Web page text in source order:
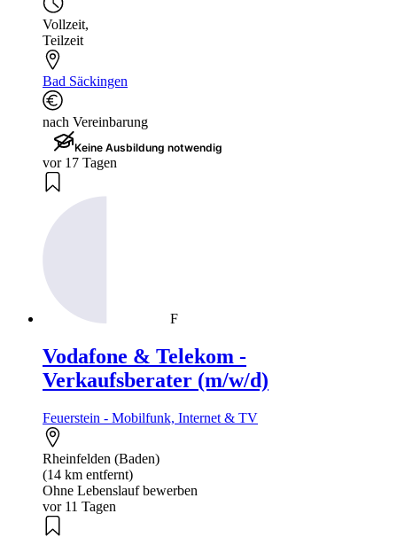
Vollzeit,
Teilzeit
Bad Säckingen
nach Vereinbarung
Keine Ausbildung notwendig
vor 17 Tagen
F
Vodafone & Telekom -
Verkaufsberater (m/w/d)
Feuerstein - Mobilfunk, Internet & TV
Rheinfelden (Baden)
(14 km entfernt)
Ohne Lebenslauf bewerben
vor 11 Tagen